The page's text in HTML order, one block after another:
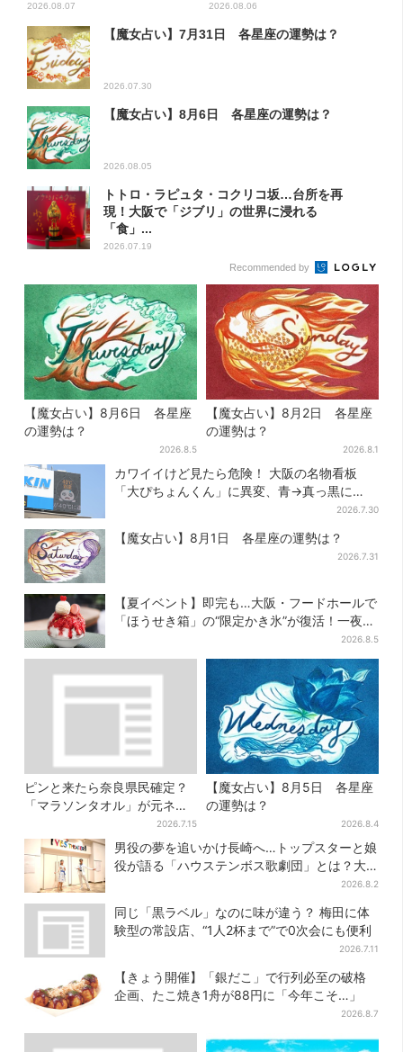
2026.08.07 2026.08.06
【魔女占い】7月31日 各星座の運勢は？
2026.07.30
【魔女占い】8月6日 各星座の運勢は？
2026.08.05
トトロ・ラピュタ・コクリコ坂…台所を再
現！大阪で「ジブリ」の世界に浸れる
「食」...
2026.07.19
Recommended by
【魔女占い】8月6日 各星座
の運勢は？
2026.8.5
【魔女占い】8月2日 各星座
の運勢は？
2026.8.1
カワイイけど見たら危険！ 大阪の名物看板
「大ぴちょんくん」に異変、青→真っ黒に…
2026.7.30
【魔女占い】8月1日 各星座の運勢は？
2026.7.31
【夏イベント】即完も…大阪・フードホールで
「ほうせき箱」の“限定かき氷”が復活！一夜限
2026.8.5
ピンと来たら奈良県民確定？
「マラソンタオル」が元ネタ
の汗取りインナー、販売数5万
枚突破
2026.7.15
【魔女占い】8月5日 各星座
の運勢は？
2026.8.4
男役の夢を追いかけ長崎へ…トップスターと娘
役が語る「ハウステンボス歌劇団」とは？大
2026.8.2
同じ「黒ラベル」なのに味が違う？ 梅田に体
験型の常設店、“1人2杯まで”で0次会にも便利
2026.7.11
【きょう開催】「銀だこ」で行列必至の破格
企画、たこ焼き1舟が88円に「今年こそ…」
2026.8.7